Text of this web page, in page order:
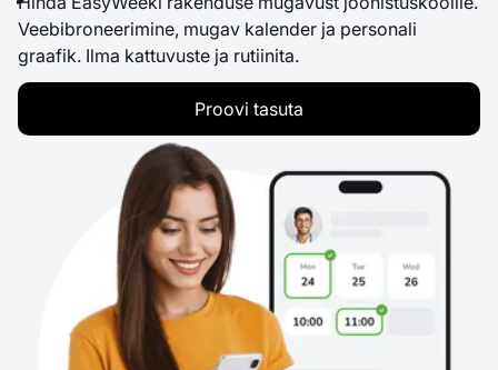
Veebibroneerimine, mugav kalender ja personali
graafik. Ilma kattuvuste ja rutiinita.
Proovi tasuta